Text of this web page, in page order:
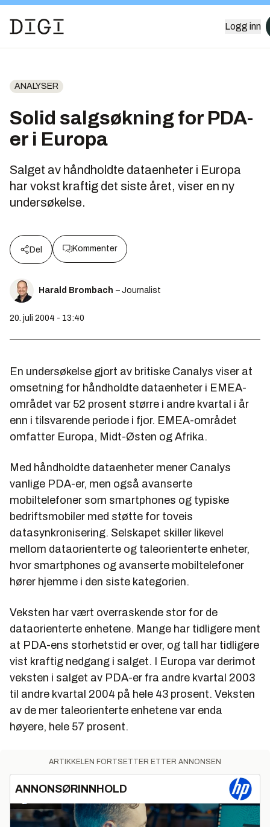
Logg inn
ANALYSER
Solid salgsøkning for PDA-
er i Europa
Salget av håndholdte dataenheter i Europa
har vokst kraftig det siste året, viser en ny
undersøkelse.
Del Kommenter
Harald Brombach – Journalist
20. juli 2004 - 13:40
En undersøkelse gjort av britiske Canalys viser at
omsetning for håndholdte dataenheter i EMEA-
området var 52 prosent større i andre kvartal i år
enn i tilsvarende periode i fjor. EMEA-området
omfatter Europa, Midt-Østen og Afrika.
Med håndholdte dataenheter mener Canalys
vanlige PDA-er, men også avanserte
mobiltelefoner som smartphones og typiske
bedriftsmobiler med støtte for toveis
datasynkronisering. Selskapet skiller likevel
mellom dataorienterte og taleorienterte enheter,
hvor smartphones og avanserte mobiltelefoner
hører hjemme i den siste kategorien.
Veksten har vært overraskende stor for de
dataorienterte enhetene. Mange har tidligere ment
at PDA-ens storhetstid er over, og tall har tidligere
vist kraftig nedgang i salget. I Europa var derimot
veksten i salget av PDA-er fra andre kvartal 2003
til andre kvartal 2004 på hele 43 prosent. Veksten
av de mer taleorienterte enhetene var enda
høyere, hele 57 prosent.
ARTIKKELEN FORTSETTER ETTER ANNONSEN
ANNONSØRINNHOLD